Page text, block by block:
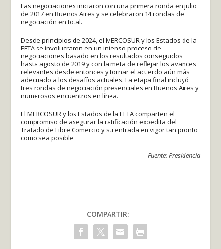
Las negociaciones iniciaron con una primera ronda en julio
de 2017 en Buenos Aires y se celebraron 14 rondas de
negociación en total.
Desde principios de 2024, el MERCOSUR y los Estados de la
EFTA se involucraron en un intenso proceso de
negociaciones basado en los resultados conseguidos
hasta agosto de 2019 y con la meta de reflejar los avances
relevantes desde entonces y tornar el acuerdo aún más
adecuado a los desafíos actuales. La etapa final incluyó
tres rondas de negociación presenciales en Buenos Aires y
numerosos encuentros en línea.
El MERCOSUR y los Estados de la EFTA comparten el
compromiso de asegurar la ratificación expedita del
Tratado de Libre Comercio y su entrada en vigor tan pronto
como sea posible.
Fuente: Presidencia
COMPARTIR: